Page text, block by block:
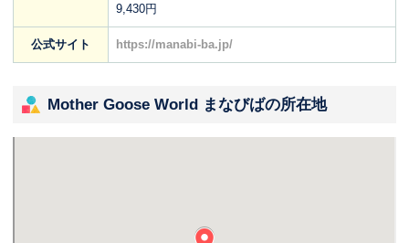
9,430円
公式サイト https://manabi-ba.jp/
Mother Goose World まなびばの所在地